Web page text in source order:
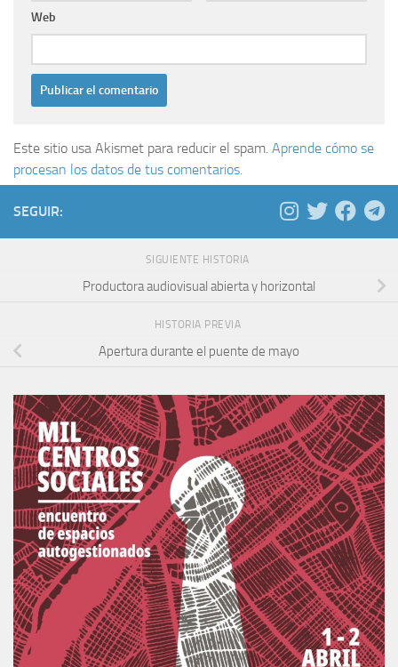
Web
Este sitio usa Akismet para reducir el spam. Aprende cómo se
procesan los datos de tus comentarios.
SEGUIR:
SIGUIENTE HISTORIA
Productora audiovisual abierta y horizontal
HISTORIA PREVIA
Apertura durante el puente de mayo